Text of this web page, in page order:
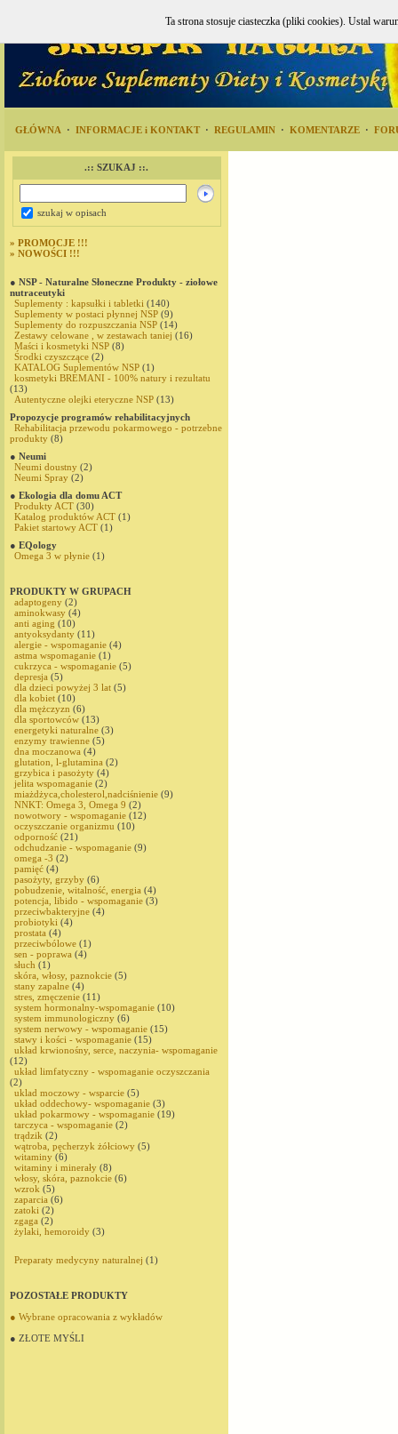
GŁÓWNA · INFORMACJE i KONTAKT · REGULAMIN · KOMENTARZE ·
.:: SZUKAJ ::.
szukaj w opisach
» PROMOCJE !!!
» NOWOŚCI !!!
● NSP - Naturalne Słoneczne Produkty - ziołowe
nutraceutyki
Suplementy : kapsułki i tabletki (140)
Suplementy w postaci płynnej NSP (9)
Suplementy do rozpuszczania NSP (14)
Zestawy celowane , w zestawach taniej (16)
Maści i kosmetyki NSP (8)
Środki czyszczące (2)
KATALOG Suplementów NSP (1)
kosmetyki BREMANI - 100% natury i rezultatu
(13)
Autentyczne olejki eteryczne NSP (13)
Propozycje programów rehabilitacyjnych
Rehabilitacja przewodu pokarmowego - potrzebne
produkty (8)
● Neumi
Neumi doustny (2)
Neumi Spray (2)
● Ekologia dla domu ACT
Produkty ACT (30)
Katalog produktów ACT (1)
Pakiet startowy ACT (1)
● EQology
Omega 3 w płynie (1)
PRODUKTY W GRUPACH
adaptogeny (2)
aminokwasy (4)
anti aging (10)
antyoksydanty (11)
alergie - wspomaganie (4)
astma wspomaganie (1)
cukrzyca - wspomaganie (5)
depresja (5)
dla dzieci powyżej 3 lat (5)
dla kobiet (10)
dla mężczyzn (6)
dla sportowców (13)
energetyki naturalne (3)
enzymy trawienne (5)
dna moczanowa (4)
glutation, l-glutamina (2)
grzybica i pasożyty (4)
jelita wspomaganie (2)
miażdżyca,cholesterol,nadciśnienie (9)
NNKT: Omega 3, Omega 9 (2)
nowotwory - wspomaganie (12)
oczyszczanie organizmu (10)
odporność (21)
odchudzanie - wspomaganie (9)
omega -3 (2)
pamięć (4)
pasożyty, grzyby (6)
pobudzenie, witalność, energia (4)
potencja, libido - wspomaganie (3)
przeciwbakteryjne (4)
probiotyki (4)
prostata (4)
przeciwbólowe (1)
sen - poprawa (4)
słuch (1)
skóra, włosy, paznokcie (5)
stany zapalne (4)
stres, zmęczenie (11)
system hormonalny-wspomaganie (10)
system immunologiczny (6)
system nerwowy - wspomaganie (15)
stawy i kości - wspomaganie (15)
układ krwionośny, serce, naczynia- wspomaganie
(12)
układ limfatyczny - wspomaganie oczyszczania
(2)
uklad moczowy - wsparcie (5)
układ oddechowy- wspomaganie (3)
układ pokarmowy - wspomaganie (19)
tarczyca - wspomaganie (2)
trądzik (2)
wątroba, pęcherzyk żółciowy (5)
witaminy (6)
witaminy i minerały (8)
włosy, skóra, paznokcie (6)
wzrok (5)
zaparcia (6)
zatoki (2)
zgaga (2)
żylaki, hemoroidy (3)
Preparaty medycyny naturalnej (1)
POZOSTAŁE PRODUKTY
● Wybrane opracowania z wykładów
● ZŁOTE MYŚLI
Ta strona stosuje ciasteczka (pliki cookies). Ustal